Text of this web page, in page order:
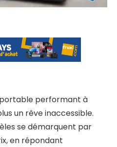
performant à
un rêve inaccessible.
se démarquent par
en répondant